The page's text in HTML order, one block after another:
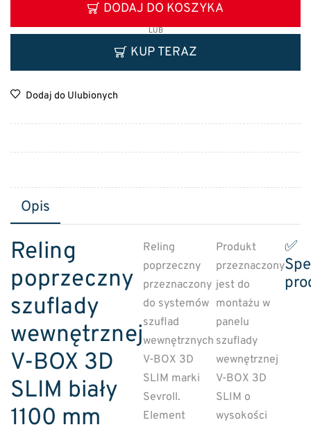
DODAJ DO KOSZYKA
LUB
KUP TERAZ
Dodaj do Ulubionych
Opis
Reling
poprzeczny
szuflady
wewnętrznej
V-BOX 3D
SLIM biały
1100 mm
Reling
poprzeczny
przeznaczony
do systemów
szuflad
wewnętrznych
V-BOX 3D
SLIM marki
Sevroll.
Element
Produkt
przeznaczony
jest do
montażu w
panelu
szuflady
wewnętrznej
V-BOX 3D
SLIM o
wysokości
✅